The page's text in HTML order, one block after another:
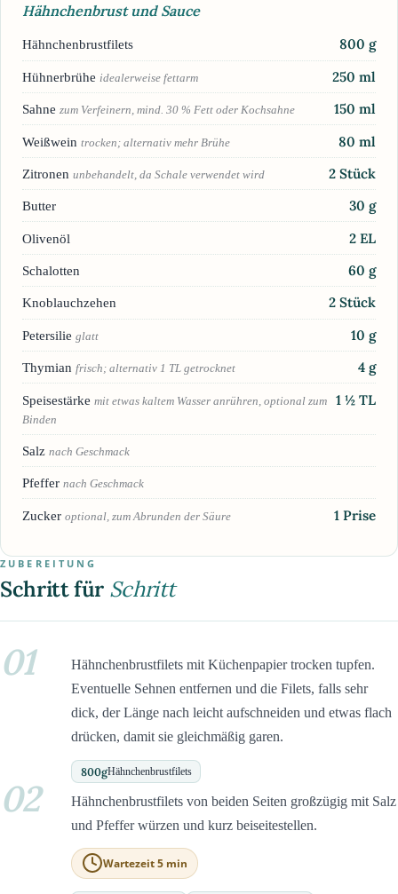
Hähnchenbrust und Sauce
Hähnchenbrustfilets 800 g
Hühnerbrühe idealerweise fettarm 250 ml
Sahne zum Verfeinern, mind. 30 % Fett oder Kochsahne 150 ml
Weißwein trocken; alternativ mehr Brühe 80 ml
Zitronen unbehandelt, da Schale verwendet wird 2 Stück
Butter 30 g
Olivenöl 2 EL
Schalotten 60 g
Knoblauchzehen 2 Stück
Petersilie glatt 10 g
Thymian frisch; alternativ 1 TL getrocknet 4 g
Speisestärke mit etwas kaltem Wasser anrühren, optional zum
Binden
1 ½ TL
Salz nach Geschmack
Pfeffer nach Geschmack
Zucker optional, zum Abrunden der Säure 1 Prise
ZUBEREITUNG
Schritt für Schritt
01
Hähnchenbrustfilets mit Küchenpapier trocken tupfen.
Eventuelle Sehnen entfernen und die Filets, falls sehr
dick, der Länge nach leicht aufschneiden und etwas flach
drücken, damit sie gleichmäßig garen.
800gHähnchenbrustfilets
02
Hähnchenbrustfilets von beiden Seiten großzügig mit Salz
und Pfeffer würzen und kurz beiseitestellen.
Wartezeit 5 min